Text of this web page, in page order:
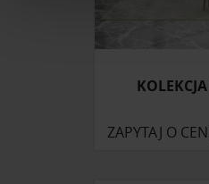
Wykorzystujemy pliki cookie
korzystasz z naszej witryny,
społecznościowym,
otrzymanymi od Ciebie lub
ZAPYTAJ O